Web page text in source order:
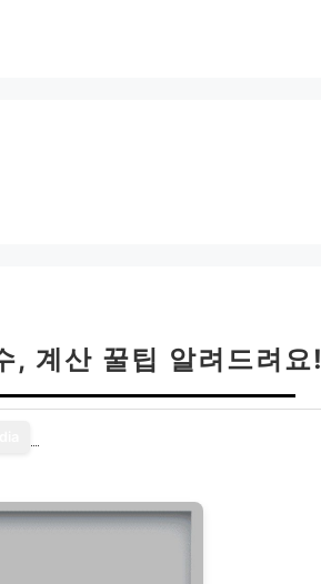
, 계산 꿀팁 알려드려요!